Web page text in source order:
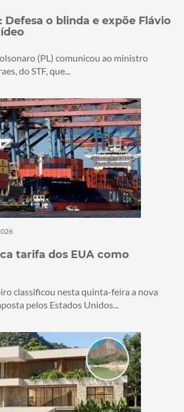
Defesa o blinda e expõe Flávio
(PL) comunicou ao ministro
do STF, que...
tarifa dos EUA como
classificou nesta quinta-feira a nova
pelos Estados Unidos...